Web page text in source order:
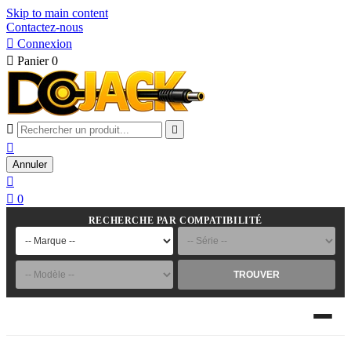
Skip to main content
Contactez-nous
 Connexion
 Panier 0
 

Annuler

 0
RECHERCHE PAR COMPATIBILITÉ
TROUVER